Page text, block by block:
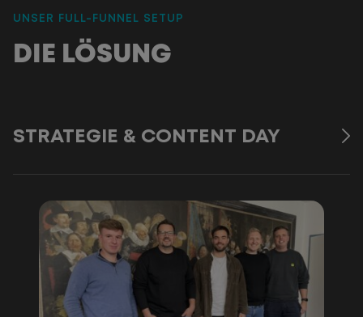
UNSER FULL-FUNNEL SETUP
:DIE LÖSUNG
STRATEGIE & CONTENT DAY